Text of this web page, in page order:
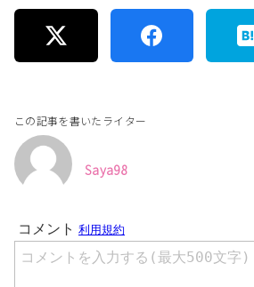
この記事を書いたライター
Saya98